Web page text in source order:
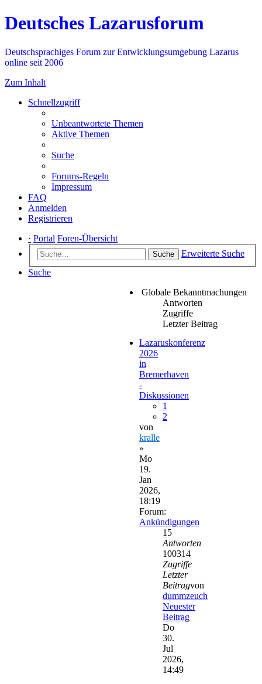
Deutsches Lazarusforum
Deutschsprachiges Forum zur Entwicklungsumgebung Lazarus
online seit 2006
Zum Inhalt
Schnellzugriff
Unbeantwortete Themen
Aktive Themen
Suche
Forums-Regeln
Impressum
FAQ
Anmelden
Registrieren
· Portal Foren-Übersicht
Suche
Erweiterte Suche
Suche
Globale Bekanntmachungen
Antworten
Zugriffe
Letzter Beitrag
Lazaruskonferenz
2026
in
Bremerhaven
-
Diskussionen
1
2
von
kralle
»
Mo
19.
Jan
2026,
18:19
Forum:
Ankündigungen
15
Antworten
100314
Zugriffe
Letzter
Beitragvon
dummzeuch
Neuester
Beitrag
Do
30.
Jul
2026,
14:49